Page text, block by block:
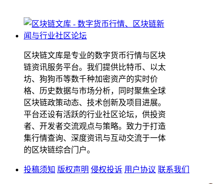
区块链文库是专业的数字货币行情与区块
链资讯服务平台。我们提供比特币、以太
坊、狗狗币等数千种加密资产的实时价
格、历史数据与市场分析，同时聚焦全球
区块链政策动态、技术创新及项目进展。
平台还设有活跃的行业社区论坛，供投资
者、开发者交流观点与策略。致力于打造
集行情查询、深度资讯与互动交流于一体
的区块链综合门户。
投稿须知 版权声明 侵权投诉 用户协议 联系我们